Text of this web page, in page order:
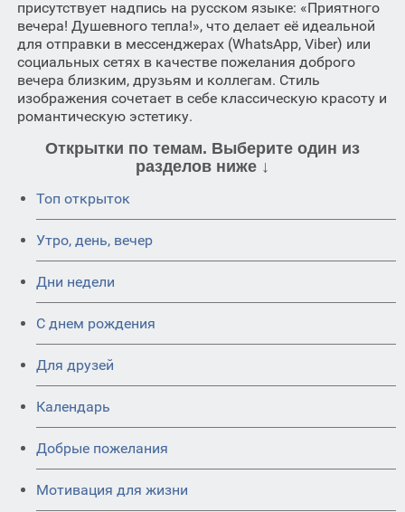
присутствует надпись на русском языке: «Приятного
вечера! Душевного тепла!», что делает её идеальной
для отправки в мессенджерах (WhatsApp, Viber) или
социальных сетях в качестве пожелания доброго
вечера близким, друзьям и коллегам. Стиль
изображения сочетает в себе классическую красоту и
романтическую эстетику.
Открытки по темам. Выберите один из
разделов ниже ↓
Топ открыток
Утро, день, вечер
Дни недели
C днем рождения
Для друзей
Календарь
Добрые пожелания
Мотивация для жизни